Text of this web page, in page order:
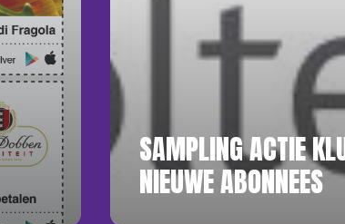
SAMPLING ACTIE
NIEUWE ABONNEES